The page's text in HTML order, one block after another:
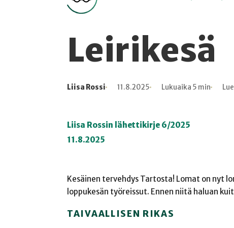
Leirikesä
Kirjoittaja
Liisa Rossi
Julkaistu 11.8.2025
Lukuaika Lukuaika 5 min
Lukukertoja
Liisa Rossin lähettikirje 6/2025
11.8.2025
Kesäinen tervehdys Tartosta! Lomat on nyt
loppukesän työreissut. Ennen niitä haluan
TAIVAALLISEN RIKAS